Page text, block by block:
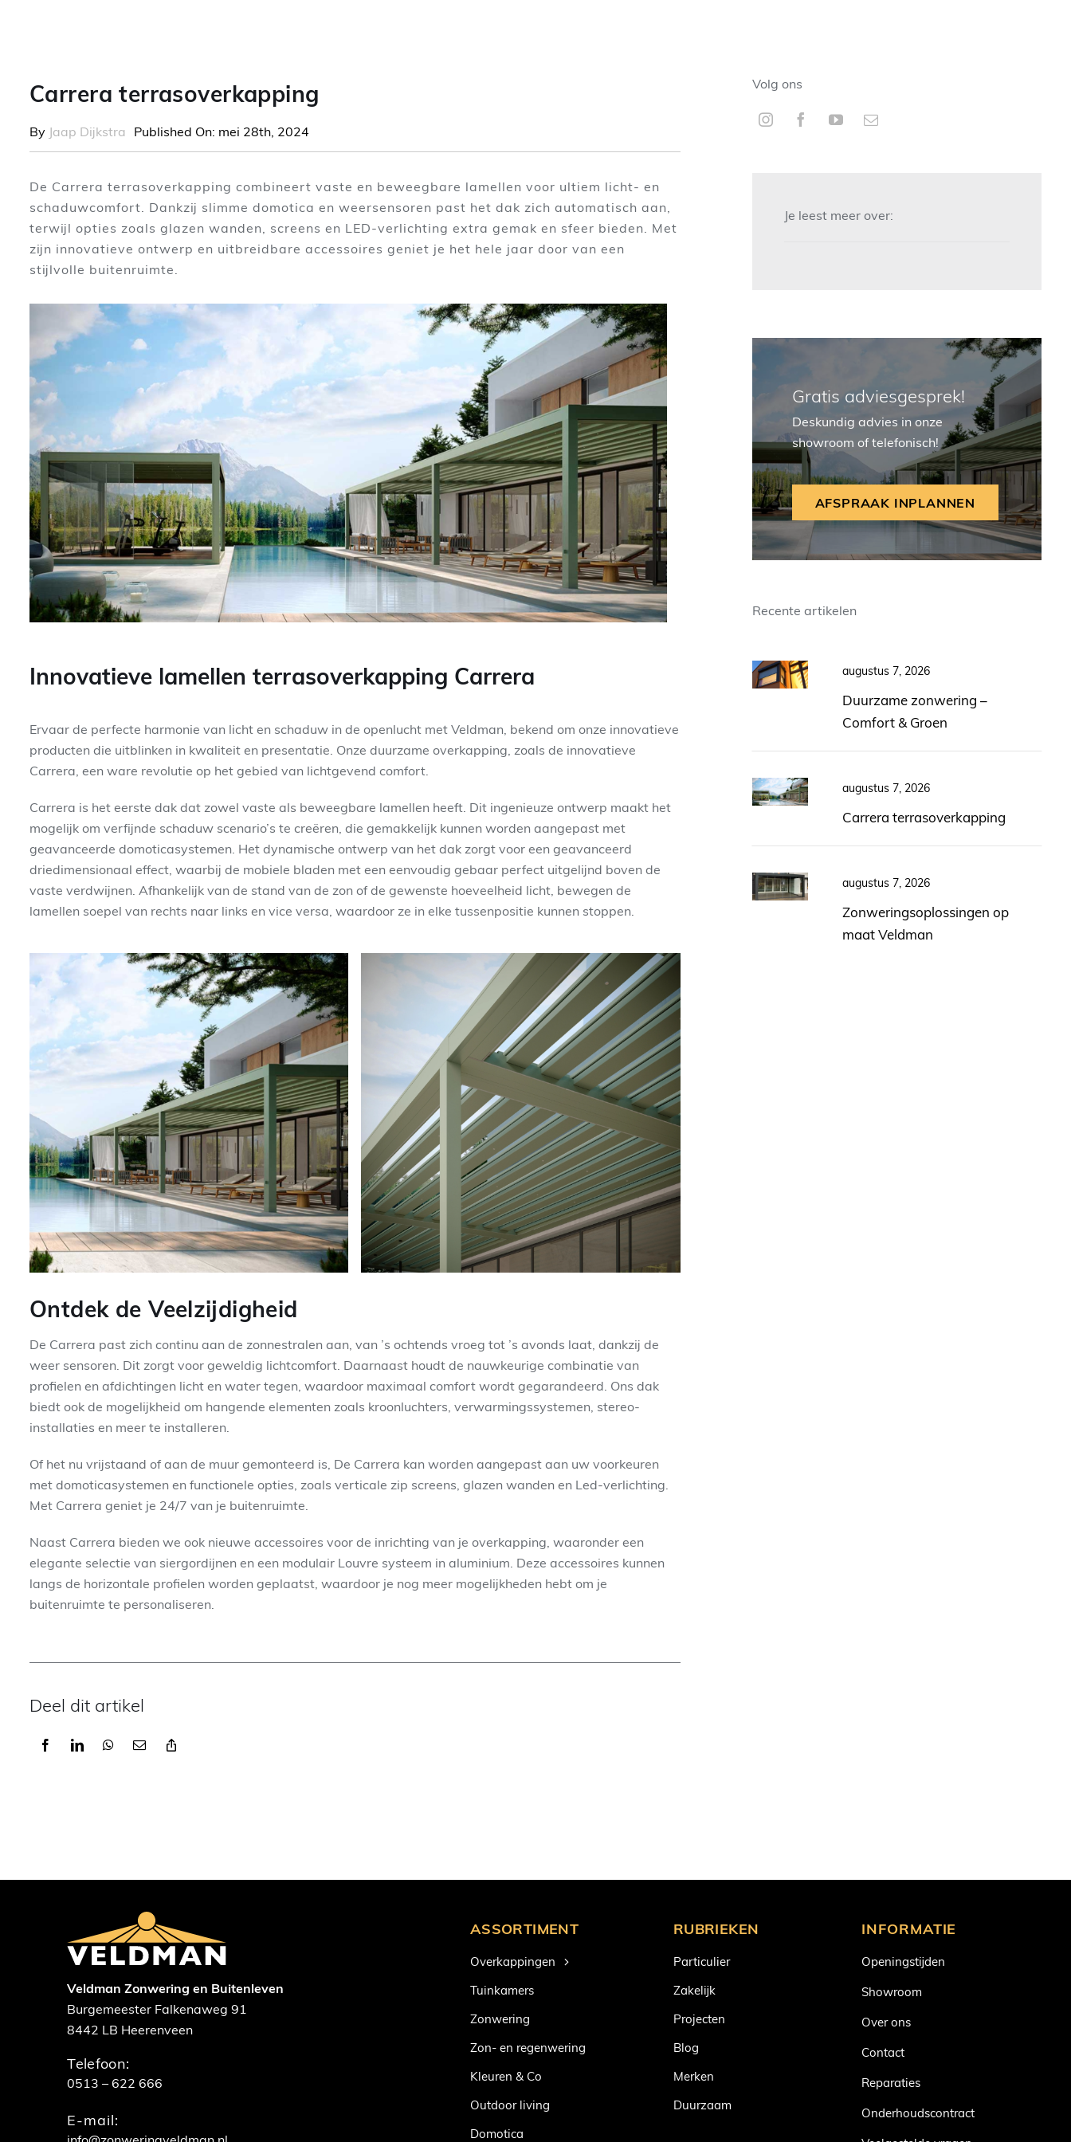
Carrera terrasoverkapping
By Jaap Dijkstra Published On: mei 28th, 2024
De Carrera terrasoverkapping combineert vaste en beweegbare lamellen voor ultiem licht- en
schaduwcomfort. Dankzij slimme domotica en weersensoren past het dak zich automatisch aan,
terwijl opties zoals glazen wanden, screens en LED-verlichting extra gemak en sfeer bieden. Met
zijn innovatieve ontwerp en uitbreidbare accessoires geniet je het hele jaar door van een
stijlvolle buitenruimte.
Innovatieve lamellen terrasoverkapping Carrera
Ervaar de perfecte harmonie van licht en schaduw in de openlucht met Veldman, bekend om onze innovatieve
producten die uitblinken in kwaliteit en presentatie. Onze duurzame overkapping, zoals de innovatieve
Carrera, een ware revolutie op het gebied van lichtgevend comfort.
Carrera is het eerste dak dat zowel vaste als beweegbare lamellen heeft. Dit ingenieuze ontwerp maakt het
mogelijk om verfijnde schaduw scenario’s te creëren, die gemakkelijk kunnen worden aangepast met
geavanceerde domoticasystemen. Het dynamische ontwerp van het dak zorgt voor een geavanceerd
driedimensionaal effect, waarbij de mobiele bladen met een eenvoudig gebaar perfect uitgelijnd boven de
vaste verdwijnen. Afhankelijk van de stand van de zon of de gewenste hoeveelheid licht, bewegen de
lamellen soepel van rechts naar links en vice versa, waardoor ze in elke tussenpositie kunnen stoppen.
Ontdek de Veelzijdigheid
De Carrera past zich continu aan de zonnestralen aan, van ’s ochtends vroeg tot ’s avonds laat, dankzij de
weer sensoren. Dit zorgt voor geweldig lichtcomfort. Daarnaast houdt de nauwkeurige combinatie van
profielen en afdichtingen licht en water tegen, waardoor maximaal comfort wordt gegarandeerd. Ons dak
biedt ook de mogelijkheid om hangende elementen zoals kroonluchters, verwarmingssystemen, stereo-
installaties en meer te installeren.
Of het nu vrijstaand of aan de muur gemonteerd is, De Carrera kan worden aangepast aan uw voorkeuren
met domoticasystemen en functionele opties, zoals verticale zip screens, glazen wanden en Led-verlichting.
Met Carrera geniet je 24/7 van je buitenruimte.
Naast Carrera bieden we ook nieuwe accessoires voor de inrichting van je overkapping, waaronder een
elegante selectie van siergordijnen en een modulair Louvre systeem in aluminium. Deze accessoires kunnen
langs de horizontale profielen worden geplaatst, waardoor je nog meer mogelijkheden hebt om je
buitenruimte te personaliseren.
Deel dit artikel
Volg ons
Je leest meer over:
Gratis adviesgesprek!
Deskundig advies in onze
showroom of telefonisch!
AFSPRAAK INPLANNEN
Recente artikelen
augustus 7, 2026
Duurzame zonwering –
Comfort & Groen
augustus 7, 2026
Carrera terrasoverkapping
augustus 7, 2026
Zonweringsoplossingen op
maat Veldman
Veldman Zonwering en Buitenleven
Burgemeester Falkenaweg 91
8442 LB Heerenveen
Telefoon:
0513 – 622 666
E-mail:
ASSORTIMENT
Overkappingen
Tuinkamers
Zonwering
Zon- en regenwering
Kleuren & Co
Outdoor living
Domotica
RUBRIEKEN
Particulier
Zakelijk
Projecten
Blog
Merken
Duurzaam
INFORMATIE
Openingstijden
Showroom
Over ons
Contact
Reparaties
Onderhoudscontract